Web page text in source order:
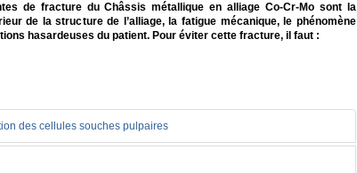
de fracture du Châssis métallique en alliage Co-Cr-Mo sont la
de la structure de l’alliage, la fatigue mécanique, le phénomène
hasardeuses du patient. Pour éviter cette fracture, il faut :
des cellules souches pulpaires